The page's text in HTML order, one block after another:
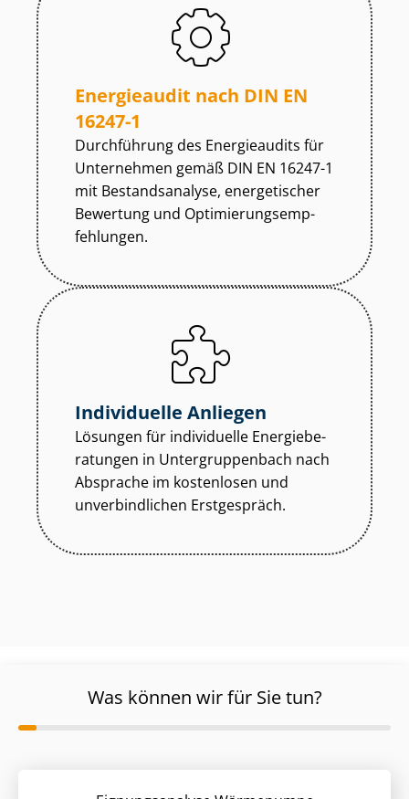
Energieaudit nach DIN EN
16247-1
Durchführung des Energieaudits für
Unternehmen gemäß DIN EN 16247-1
mit Bestandsanalyse, energetischer
Bewertung und Op­ti­mie­rungs­emp­
feh­lun­gen.
Individuelle Anliegen
Lösungen für individuelle En­er­gie­be­
ra­tun­gen in Un­ter­grup­pen­bach nach
Absprache im kostenlosen und
unverbindlichen Erstgespräch.
Was können wir für Sie tun?